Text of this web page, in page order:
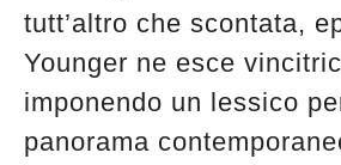
tutt’altro che scontata,
Younger ne esce
imponendo un lessico
panorama